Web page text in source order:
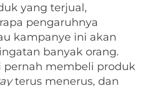
yang terjual,
pengaruhnya
kampanye ini akan
banyak orang.
pernah membeli produk
terus menerus, dan